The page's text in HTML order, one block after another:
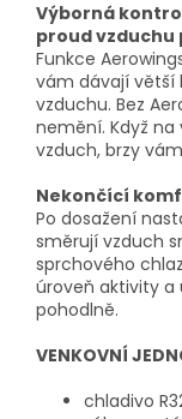
Výborná
proud vzduchu
Funkce
vám dávají větší
vzduchu. Bez
nemění. Když
vzduch, brzy
Nekončící
Po dosažení
směrují vzduch
sprchového
úroveň aktivity a
pohodlně.
VENKOVNÍ
chladivo